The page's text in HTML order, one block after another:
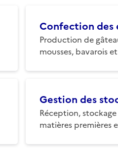
Confection des
Production de
mousses, bavarois
Gestion des
Réception,
matières premières